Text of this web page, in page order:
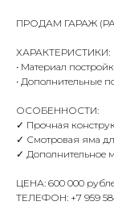
ПРОДАМ ГАРАЖ
ХАРАКТЕРИСТИКИ:
• Материал
• Дополнительные
ОСОБЕННОСТИ:
✓ Прочная
✓ Смотровая яма
✓ Дополнительное
ЦЕНА: 600 000
ТЕЛЕФОН: +7 959